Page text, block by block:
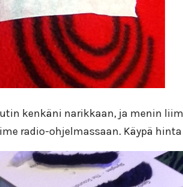
kenkäni narikkaan, ja menin
radio-ohjelmassaan. Käypä